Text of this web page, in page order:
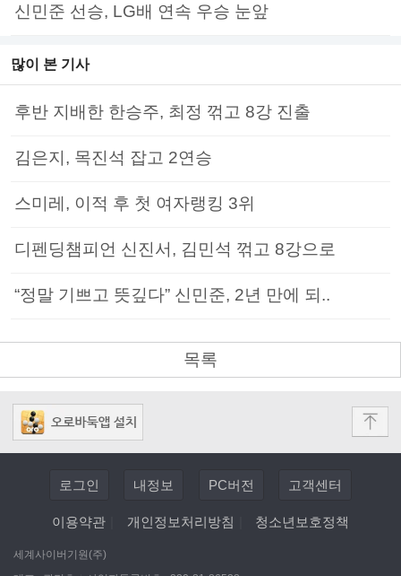
신민준 선승, LG배 연속 우승 눈앞
많이 본 기사
후반 지배한 한승주, 최정 꺾고 8강 진출
김은지, 목진석 잡고 2연승
스미레, 이적 후 첫 여자랭킹 3위
디펜딩챔피언 신진서, 김민석 꺾고 8강으로
“정말 기쁘고 뜻깊다” 신민준, 2년 만에 되..
목록
로그인 내정보 PC버전 고객센터
이용약관 개인정보처리방침 청소년보호정책
세계사이버기원(주)